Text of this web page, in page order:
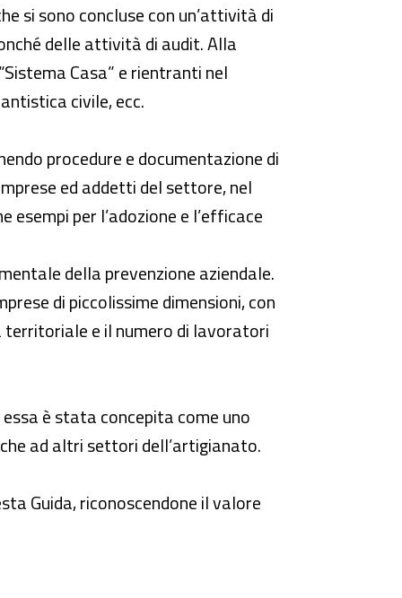
si sono concluse con un’attività di
delle attività di audit. Alla
Casa” e rientranti nel
civile, ecc.
procedure e documentazione di
ed addetti del settore, nel
per l’adozione e l’efficace
della prevenzione aziendale.
di piccolissime dimensioni, con
territoriale e il numero di lavoratori
è stata concepita come uno
ad altri settori dell’artigianato.
Guida, riconoscendone il valore